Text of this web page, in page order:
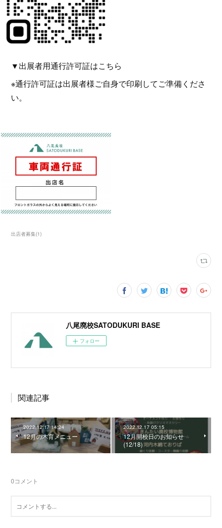
▼出展者用通行許可証はこちら
※通行許可証は出展者様ご自身で印刷してご準備くださ
い。
出店者募集(1)
八尾廃校SATODUKURI BASE
フォロー
関連記事
2022.12.17 14:24
12月の木育メニュー
2022.12.17 05:15
12月開校日のお知らせ
(12/18)
0コメント